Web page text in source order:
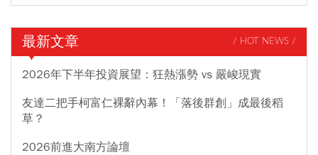
最新文章 / HOT NEWS /
2026年下半年投資展望：狂熱漲勢 vs 嚴峻現實
友達二把手柯富仁裸辭內幕！「落後群創」成最後稻
草？
2026前進大南方論壇